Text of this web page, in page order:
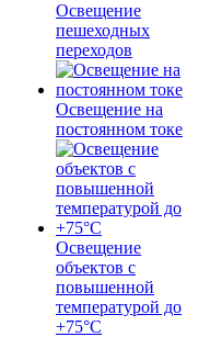
Освещение
пешеходных
переходов
Освещение на
постоянном токе
Освещение
объектов с
повышенной
температурой до
+75°C